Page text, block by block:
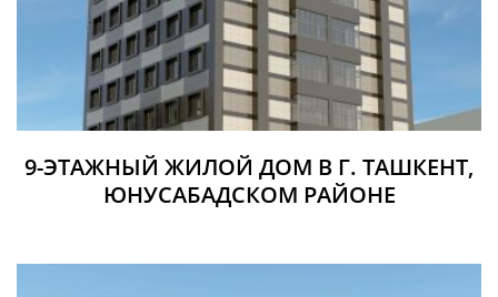
9-ЭТАЖНЫЙ ЖИЛОЙ ДОМ В Г. ТАШКЕНТ,
ЮНУСАБАДСКОМ РАЙОНЕ